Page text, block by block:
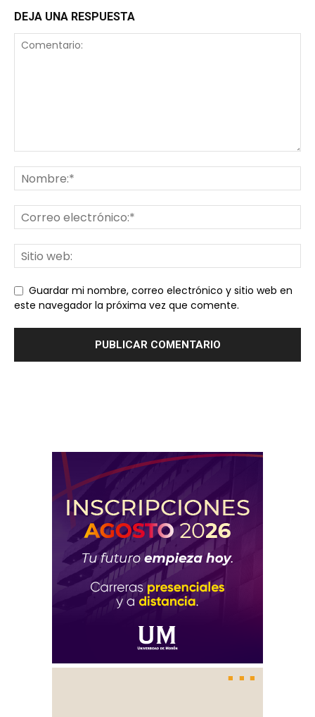
DEJA UNA RESPUESTA
Guardar mi nombre, correo electrónico y sitio web en
este navegador la próxima vez que comente.